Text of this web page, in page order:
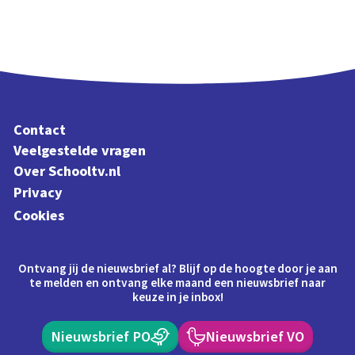
Contact
Veelgestelde vragen
Over Schooltv.nl
Privacy
Cookies
Ontvang jij de nieuwsbrief al? Blijf op de hoogte door je aan
te melden en ontvang elke maand een nieuwsbrief naar
keuze in je inbox!
Nieuwsbrief PO Nieuwsbrief VO